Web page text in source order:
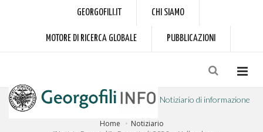
GEORGOFILI.IT CHI SIAMO
MOTORE DI RICERCA GLOBALE PUBBLICAZIONI
Notiziario di informazione
Home
Notiziario